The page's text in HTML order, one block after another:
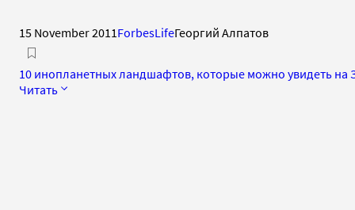
15 November 2011 ForbesLifeГеоргий Алпатов
10 инопланетных ландшафтов, которые можно увидеть на
Читать